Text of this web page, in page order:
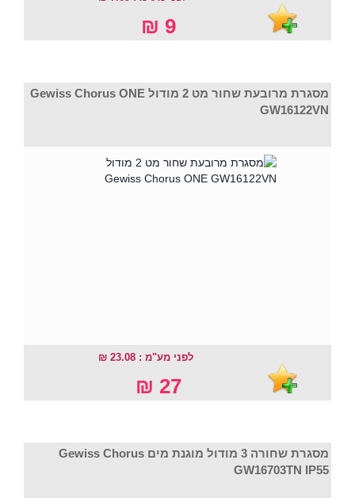
9 ₪
מסגרת מרובעת שחור מט 2 מודול Gewiss Chorus ONE
GW16122VN
לפני מע"מ : 23.08 ₪
27 ₪
מסגרת שחורה 3 מודול מוגנת מים Gewiss Chorus
GW16703TN IP55